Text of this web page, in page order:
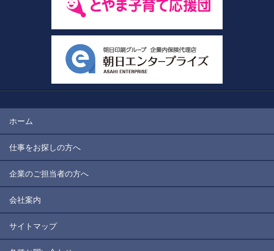
ホーム
仕事をお探しの方へ
企業のご担当者の方へ
会社案内
サイトマップ